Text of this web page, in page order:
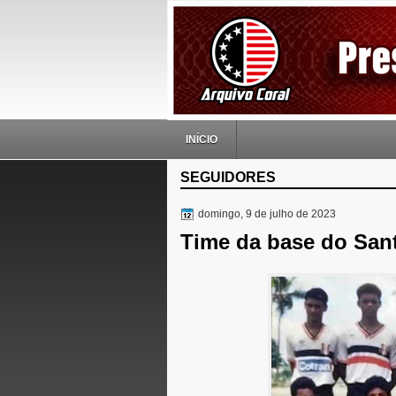
INÍCIO
SEGUIDORES
domingo, 9 de julho de 2023
Time da base do